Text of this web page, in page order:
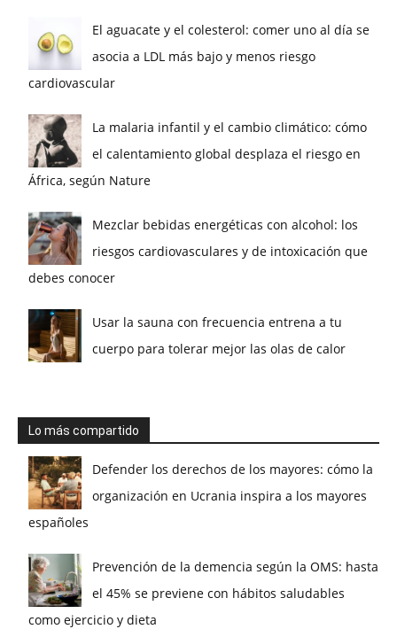
El aguacate y el colesterol: comer uno al día se
asocia a LDL más bajo y menos riesgo
cardiovascular
La malaria infantil y el cambio climático: cómo
el calentamiento global desplaza el riesgo en
África, según Nature
Mezclar bebidas energéticas con alcohol: los
riesgos cardiovasculares y de intoxicación que
debes conocer
Usar la sauna con frecuencia entrena a tu
cuerpo para tolerar mejor las olas de calor
Lo más compartido
Defender los derechos de los mayores: cómo la
organización en Ucrania inspira a los mayores
españoles
Prevención de la demencia según la OMS: hasta
el 45% se previene con hábitos saludables
como ejercicio y dieta